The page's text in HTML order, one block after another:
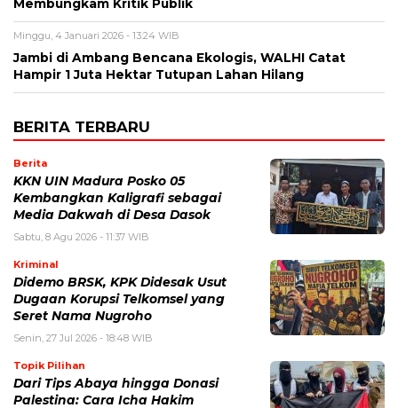
Membungkam Kritik Publik
Minggu, 4 Januari 2026 - 13:24 WIB
Jambi di Ambang Bencana Ekologis, WALHI Catat
Hampir 1 Juta Hektar Tutupan Lahan Hilang
BERITA TERBARU
Berita
KKN UIN Madura Posko 05
Kembangkan Kaligrafi sebagai
Media Dakwah di Desa Dasok
Sabtu, 8 Agu 2026 - 11:37 WIB
Kriminal
Didemo BRSK, KPK Didesak Usut
Dugaan Korupsi Telkomsel yang
Seret Nama Nugroho
Senin, 27 Jul 2026 - 18:48 WIB
Topik Pilihan
Dari Tips Abaya hingga Donasi
Palestina: Cara Icha Hakim